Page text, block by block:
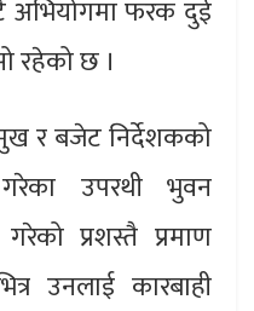
अभियोगमा फरक दुई
रहेको छ ।
र बजेट निर्देशकको
उपरथी भुवन
प्रशस्तै प्रमाण
उनलाई कारबाही